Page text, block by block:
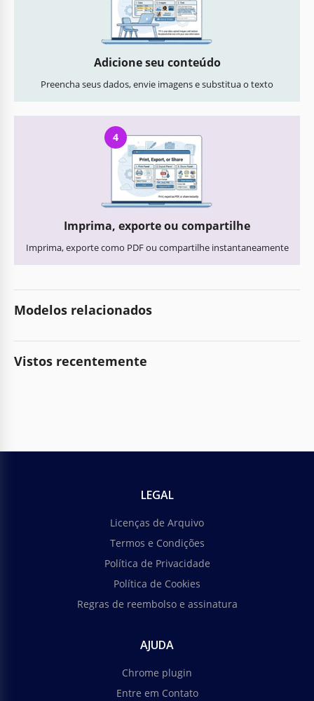
Adicione seu conteúdo
Preencha seus dados, envie imagens e substitua o texto
4
Imprima, exporte ou compartilhe
Imprima, exporte como PDF ou compartilhe instantaneamente
Modelos relacionados
Vistos recentemente
LEGAL
Licenças de Arquivo
Termos e Condições
Política de Privacidade
Política de Cookies
Regras de reembolso e assinatura
AJUDA
Chrome plugin
Entre em Contato